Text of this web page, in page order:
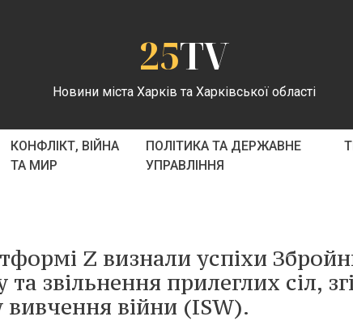
25TV
Новини міста Харків та Харківської області
КОНФЛІКТ, ВІЙНА
ТА МИР
ПОЛІТИКА ТА ДЕРЖАВНЕ
УПРАВЛІННЯ
Z визнали успіхи
звільнення прилеглих сіл,
вивчення війни (ISW).